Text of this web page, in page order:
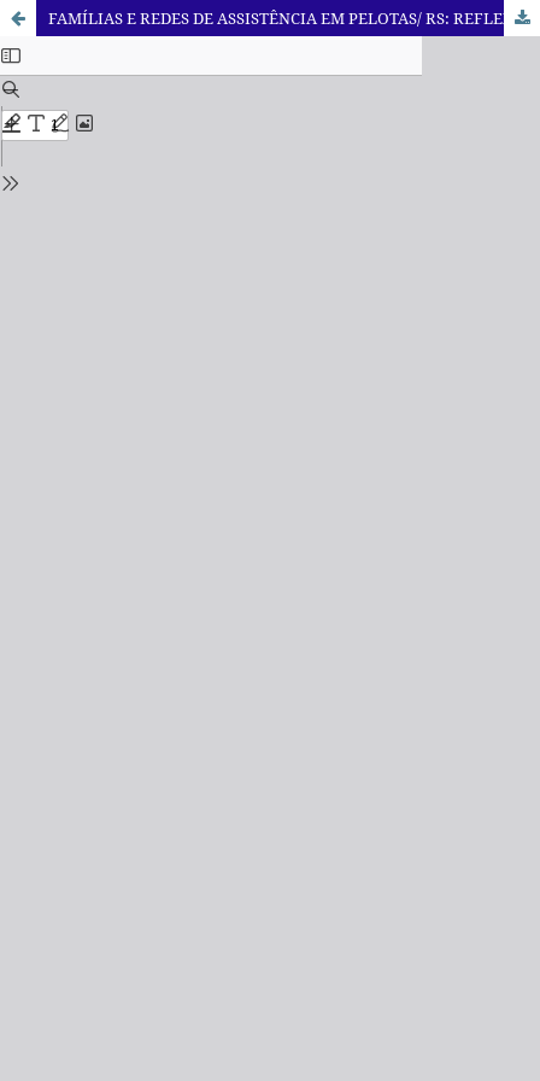
FAMÍLIAS E REDES DE ASSISTÊNCIA EM PELOTAS/ RS: REFLEXÕES A PARTIR DE UM ESTUDO SOBRE AS RELAÇÕES DE RECIPROCIDADE EM VILAS DE GRUPOS POPULARES